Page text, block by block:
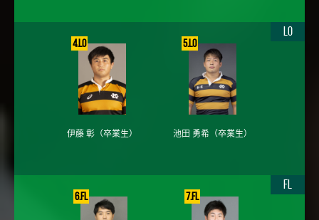
4.LO
伊藤 彰 （卒業生）
5.LO
池田 勇希（卒業生）
LO
6.FL 7.FL
FL